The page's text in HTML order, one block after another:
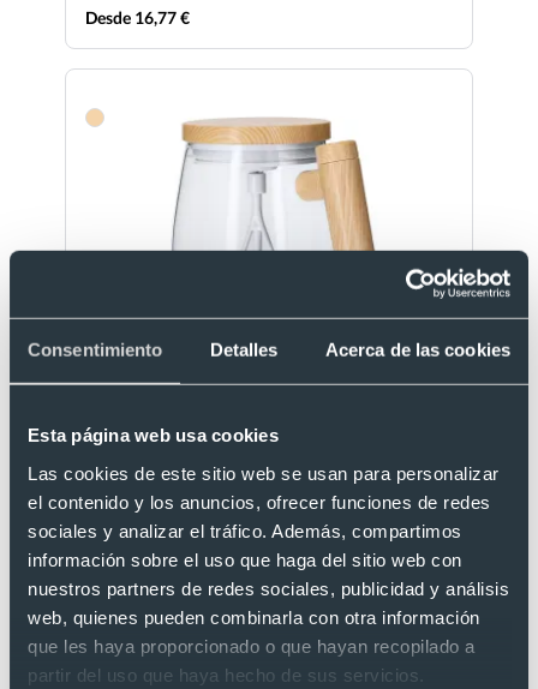
Consentimiento Detalles Acerca de las cookies
Esta página web usa cookies
Las cookies de este sitio web se usan para personalizar
el contenido y los anuncios, ofrecer funciones de redes
sociales y analizar el tráfico. Además, compartimos
información sobre el uso que haga del sitio web con
nuestros partners de redes sociales, publicidad y análisis
web, quienes pueden combinarla con otra información
que les haya proporcionado o que hayan recopilado a
partir del uso que haya hecho de sus servicios.
Desde 16,77 €
Eco
Taza mezcladora personalizada de cristal
Recíbelo
Desde 5,40 €